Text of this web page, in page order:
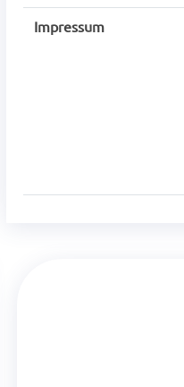
Impressum